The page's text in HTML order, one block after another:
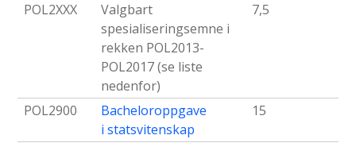
POL2XXX
Valgbart
spesialiseringsemne i
rekken POL2013-
POL2017 (se liste
nedenfor)
7,5
POL2900
Bacheloroppgave
i statsvitenskap
15